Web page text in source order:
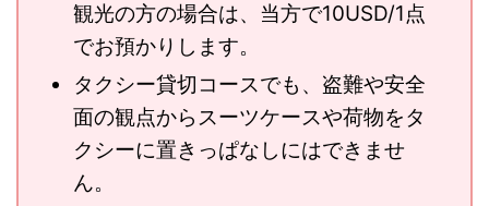
観光の方の場合は、当方で10USD/1点
でお預かりします。
タクシー貸切コースでも、盗難や安全
面の観点からスーツケースや荷物をタ
クシーに置きっぱなしにはできませ
ん。